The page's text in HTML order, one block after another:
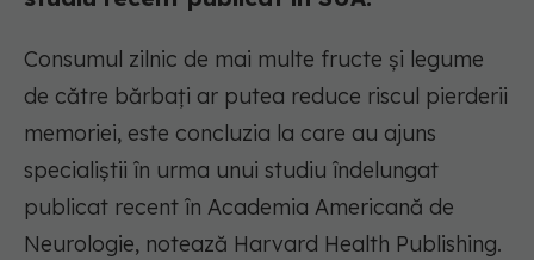
Consumul zilnic de mai multe fructe și legume
de către bărbați ar putea reduce riscul pierderii
memoriei, este concluzia la care au ajuns
specialiștii în urma unui studiu îndelungat
publicat recent în Academia Americană de
Neurologie, notează Harvard Health Publishing.